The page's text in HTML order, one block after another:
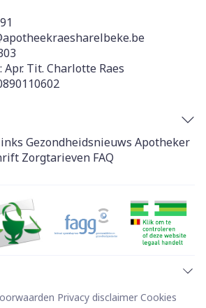
apotheekraesharelbeke.be
Apr. Tit. Charlotte Raes
Gezondheidsnieuws Apotheker
Zorgtarieven FAQ
Privacy disclaimer Cookies